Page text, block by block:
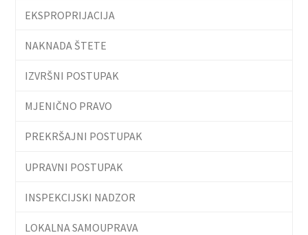
EKSPROPRIJACIJA
NAKNADA ŠTETE
IZVRŠNI POSTUPAK
MJENIČNO PRAVO
PREKRŠAJNI POSTUPAK
UPRAVNI POSTUPAK
INSPEKCIJSKI NADZOR
LOKALNA SAMOUPRAVA